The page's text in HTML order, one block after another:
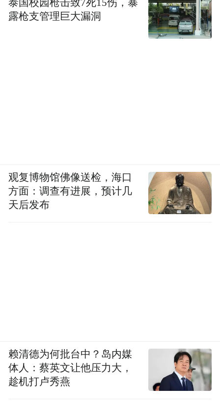
泰国校园枪击致7死15伤，暴
露枪支管理巨大漏洞
观复博物馆佛像送检，海口
方面：调查有进展，预计几
天后发布
赖清德为何批台中？岛内媒
体人：蔡英文让他压力大，
趁机打卢秀燕